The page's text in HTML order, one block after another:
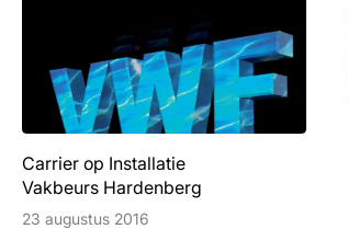
Carrier op Installatie
Vakbeurs Hardenberg
23 augustus 2016